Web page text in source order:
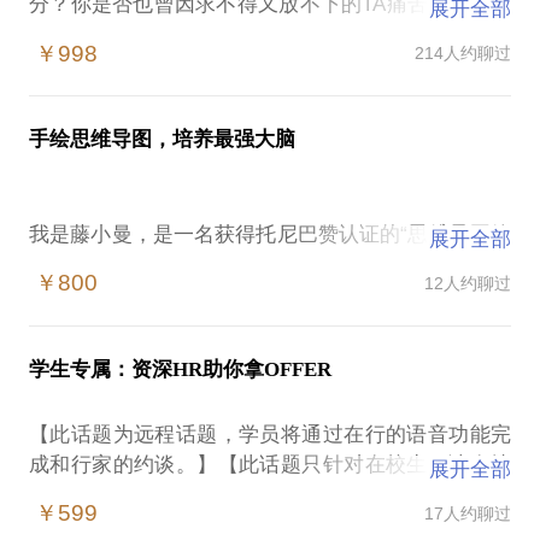
分？你是否也曾因求不得又放不下的TA痛苦不已？你
息？有没有办法可以改善？可以让我们保有快乐、精
呢？你适合做什么样的职业？从事什么类型的工作？
在哪些方面你被“无意识绑架”了？如何做突破和改变
助应聘者亦或来询者对自我做认知、挖掘是我在行并
热爱的事。因此我能用7种工具模型来帮你做自我挖
之后潜藏着什么样的行为、感受和价值观？职业规划
么？）、技能、价值观小花图：每一个无意识动作的
背后是数以千万记的信息承载。那么哪些天赋是我们
真正拥有的最核心的竞争力呢？CUP法：做事前来预
估下成功的可能性吧！力场分析法：有利因素、不利
展开全部
￥998 214人约聊过
手绘思维导图，培养最强大脑
我是藤小曼，是一名获得托尼巴赞认证的“思维导图管
思维导图这个工具，我是从2009年接触到的。从上手
活的方方面面：发言讲话、组织开会、学习读书、做
项目管理、写总结汇报、做年初规划&年终总结、写
不夸张的说，现在我做事、思考全然离不开它！不画
张图，脑子里都是浆糊。
朋友们也在我的影响下，学习、使用这个工具，他们
展开全部
￥800 12人约聊过
学生专属：资深HR助你拿OFFER
【此话题为远程话题，学员将通过在行的语音功能完
成和行家的约谈。】【此话题只针对在校生，请在填
生证等证明材料。】大学生求职一直是关注热点，今
展开全部
￥599 17人约聊过